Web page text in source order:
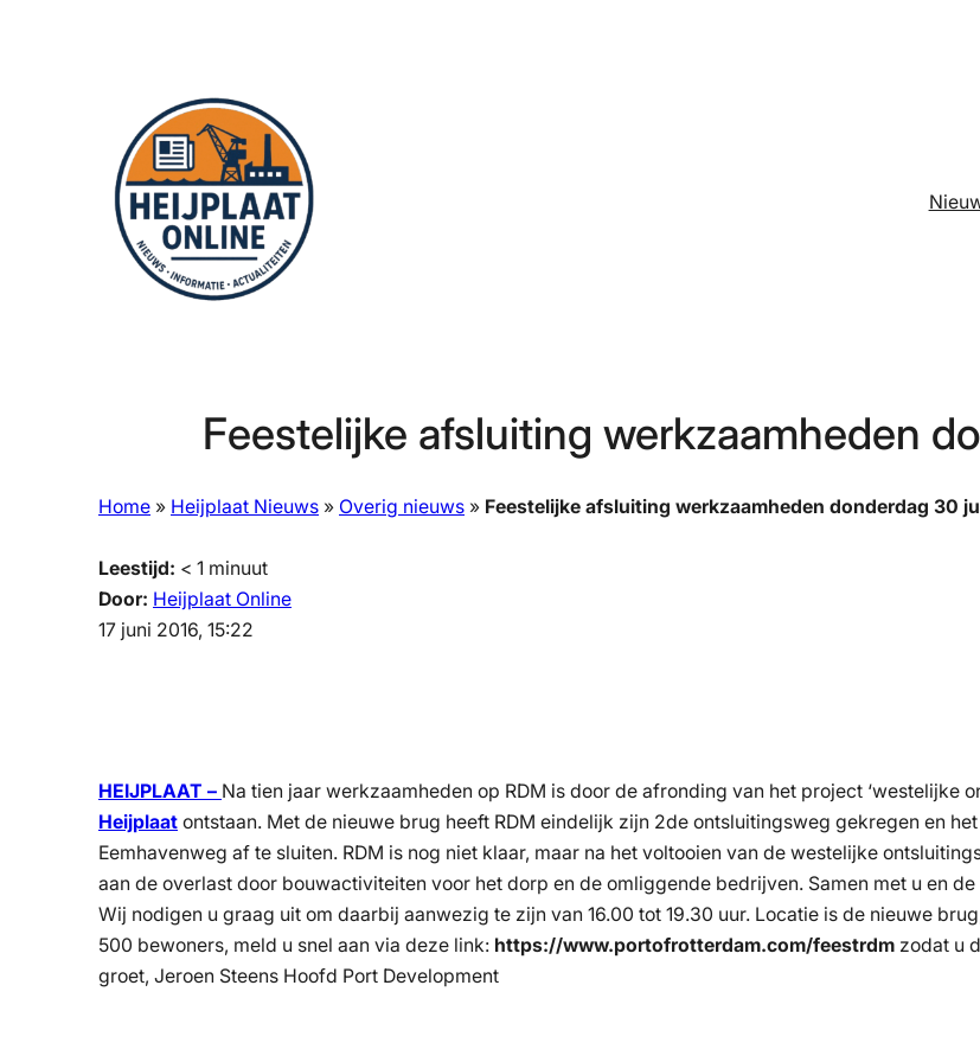
Feestelijke afsluiting werkzaamheden
Home » Heijplaat Nieuws » Overig nieuws » Feestelijke afsluiting werkzaamheden donderdag 30
Leestijd: < 1 minuut
Door: Heijplaat Online
17 juni 2016, 15:22
HEIJPLAAT – Na tien jaar werkzaamheden op RDM is door de afronding van het project ‘westelijke
Heijplaat ontstaan. Met de nieuwe brug heeft RDM eindelijk zijn 2de ontsluitingsweg gekregen en
Eemhavenweg af te sluiten. RDM is nog niet klaar, maar na het voltooien van de westelijke
aan de overlast door bouwactiviteiten voor het dorp en de omliggende bedrijven. Samen met u en
Wij nodigen u graag uit om daarbij aanwezig te zijn van 16.00 tot 19.30 uur. Locatie is de nieuwe
500 bewoners, meld u snel aan via deze link: https://www.portofrotterdam.com/feestrdm zodat u
groet, Jeroen Steens Hoofd Port Development